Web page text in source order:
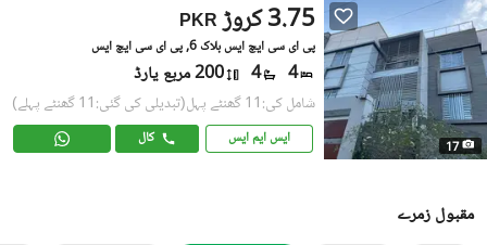
17
PKR 3.75 کروڑ
پی ای سی ایچ ایس بلاک 6, پی ای سی ایچ ایس
4
4 200 مربع یارڈ
شامل کی:11 گھنٹے پہل (تبدیلی کی گئی:11 گھنٹے پہلے)
ایس ایم ایس کال
مقبول زمرے